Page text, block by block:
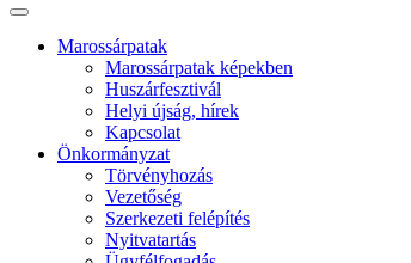
Marossárpatak
Marossárpatak képekben
Huszárfesztivál
Helyi újság, hírek
Kapcsolat
Önkormányzat
Törvényhozás
Vezetőség
Szerkezeti felépítés
Nyitvatartás